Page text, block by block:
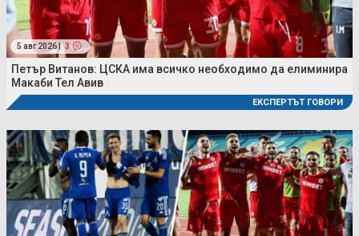
5 авг 2026 | 3
Петър Витанов: ЦСКА има всичко необходимо да елиминира
Макаби Тел Авив
ЕКСПЕРТЪТ ГОВОРИ